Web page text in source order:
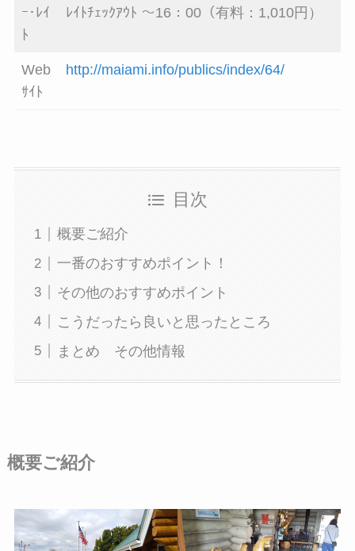
ｰ･ﾚｲ
ﾄ
ﾚｲﾄﾁｪｯｸｱｳﾄ ～16：00（有料：1,010円）
Web
ｻｲﾄ
http://maiami.info/publics/index/64/
目次
概要ご紹介
一番のおすすめポイント！
その他のおすすめポイント
こうだったら良いと思ったところ
まとめ その他情報
概要ご紹介